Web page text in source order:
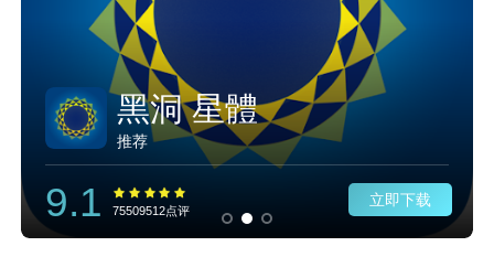
黑洞 星體
推荐
9.1 75509512点评
立即下载